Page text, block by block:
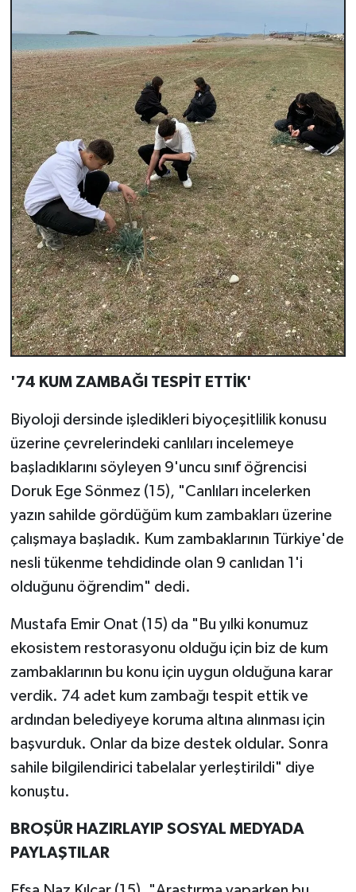
'74 KUM ZAMBAĞI TESPİT ETTİK'
Biyoloji dersinde işledikleri biyoçeşitlilik konusu
üzerine çevrelerindeki canlıları incelemeye
başladıklarını söyleyen 9'uncu sınıf öğrencisi
Doruk Ege Sönmez (15), "Canlıları incelerken
yazın sahilde gördüğüm kum zambakları üzerine
çalışmaya başladık. Kum zambaklarının Türkiye'de
nesli tükenme tehdidinde olan 9 canlıdan 1'i
olduğunu öğrendim" dedi.
Mustafa Emir Onat (15) da "Bu yılki konumuz
ekosistem restorasyonu olduğu için biz de kum
zambaklarının bu konu için uygun olduğuna karar
verdik. 74 adet kum zambağı tespit ettik ve
ardından belediyeye koruma altına alınması için
başvurduk. Onlar da bize destek oldular. Sonra
sahile bilgilendirici tabelalar yerleştirildi" diye
konuştu.
BROŞÜR HAZIRLAYIP SOSYAL MEDYADA
PAYLAŞTILAR